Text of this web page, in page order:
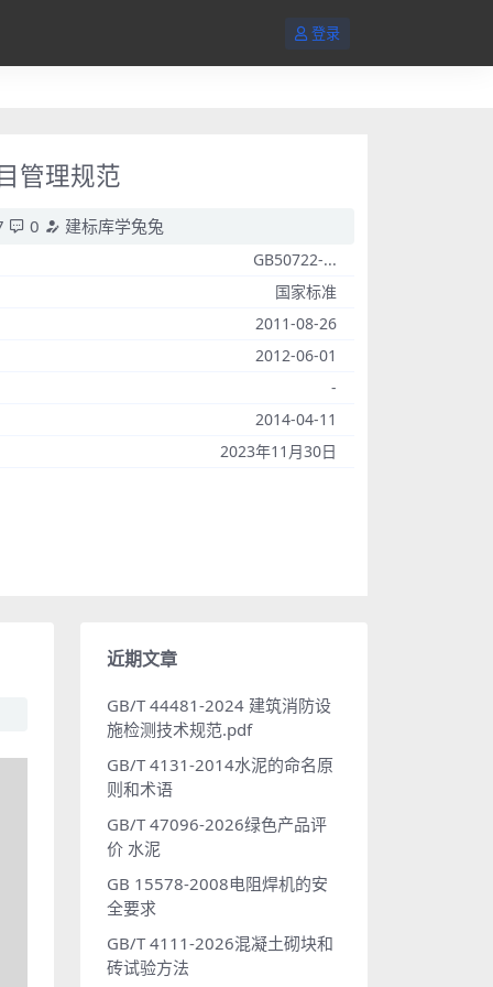
登录
管理规范
0 建标库学兔兔
GB50722-...
国家标准
2011-08-26
2012-06-01
-
2014-04-11
2023年11月30日
近期文章
GB/T 44481-2024 建筑消防设
施检测技术规范.pdf
GB/T 4131-2014水泥的命名原
则和术语
GB/T 47096-2026绿色产品评
价 水泥
GB 15578-2008电阻焊机的安
全要求
GB/T 4111-2026混凝土砌块和
砖试验方法